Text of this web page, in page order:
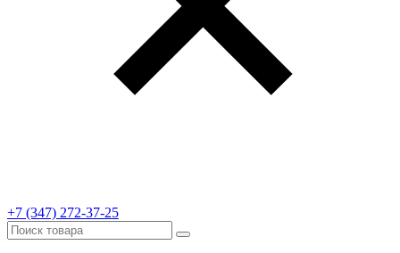
+7 (347) 272-37-25